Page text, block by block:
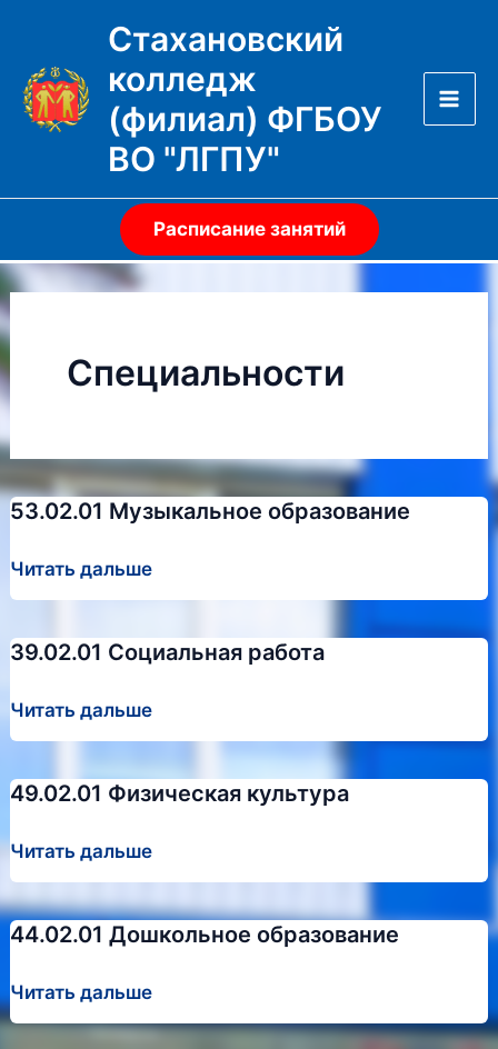
содержимому
Стахановский
колледж
(филиал) ФГБОУ
ВО "ЛГПУ"
Расписание занятий
Специальности
53.02.01 Музыкальное образование
53.02.01
Музыкальное
Читать дальше
39.02.01 Социальная работа
39.02.01
Социальная
Читать дальше
49.02.01 Физическая культура
49.02.01
Физическая
культура
Читать дальше
44.02.01 Дошкольное образование
44.02.01
Дошкольное
Читать дальше